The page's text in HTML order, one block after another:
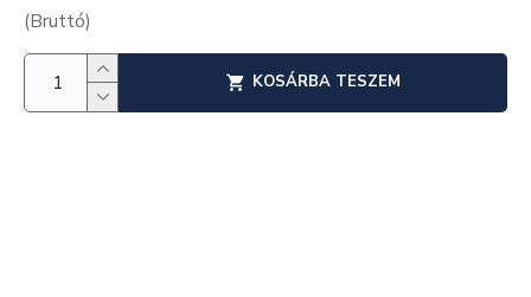
(Bruttó)
KOSÁRBA TESZEM